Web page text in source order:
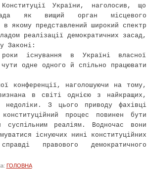
України, наголосив, що
як вищий орган місцевого
якому представлений широкий спектр
реалізації демократичних засад,
Законі:
існування в Україні власної
одне одного й спільно працювати
конференції, наголошуючи на тому,
в світі однією з найкращих,
недоліки. З цього приводу фахівці
процес повинен бути
суспільним реаліям. Водночас вони
існуючих нині конституційних
правового демократичного
ГОЛОВНА